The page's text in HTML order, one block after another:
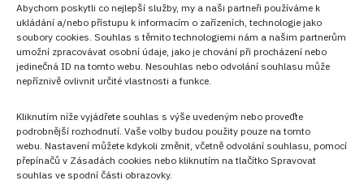
Abychom poskytli co nejlepší služby, my a naši partneři používáme k
ukládání a/nebo přístupu k informacím o zařízeních, technologie jako
soubory cookies. Souhlas s těmito technologiemi nám a našim partnerům
umožní zpracovávat osobní údaje, jako je chování při procházení nebo
jedinečná ID na tomto webu. Nesouhlas nebo odvolání souhlasu může
nepříznivě ovlivnit určité vlastnosti a funkce.
Kliknutím níže vyjádřete souhlas s výše uvedeným nebo proveďte
podrobnější rozhodnutí. Vaše volby budou použity pouze na tomto
webu. Nastavení můžete kdykoli změnit, včetně odvolání souhlasu, pomocí
přepínačů v Zásadách cookies nebo kliknutím na tlačítko Spravovat
souhlas ve spodní části obrazovky.